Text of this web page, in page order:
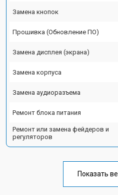
Замена кнопок
Прошивка (Обновление ПО)
Замена дисплея (экрана)
Замена корпуса
Замена аудиоразъема
Ремонт блока питания
Ремонт или замена фейдеров и
регуляторов
Показать